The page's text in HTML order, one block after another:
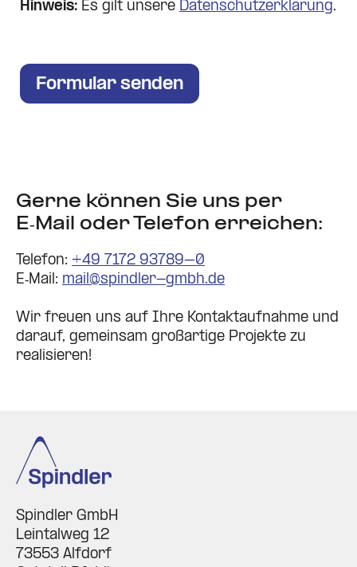
Hinweis: Es gilt unsere Datenschutzerklärung.
Gerne können Sie uns per
E‑Mail oder Telefon erreichen:
Telefon: +49 7172 93789–0
E‑Mail: mail@spindler-gmbh.de
Wir freuen uns auf Ihre Kon­takt­auf­nahme und
darauf, gemeinsam groß­artige Pro­jekte zu
rea­li­sieren!
Spindler GmbH
Leintalweg 12
73553 Alfdorf